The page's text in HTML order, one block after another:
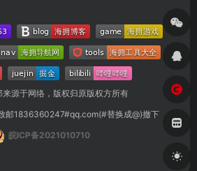
来源于网络，版权归原版权方所有
邮1836360247#qq.com(#替换成@)撤下
皖ICP备2021010710